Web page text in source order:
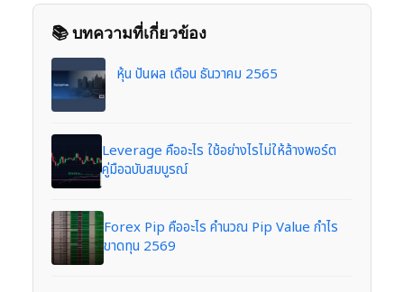
📚 บทความที่เกี่ยวข้อง
หุ้น ปันผล เดือน ธันวาคม 2565
Leverage คืออะไร ใช้อย่างไรไม่ให้ล้างพอร์ต
คู่มือฉบับสมบูรณ์
Forex Pip คืออะไร คำนวณ Pip Value กำไร
ขาดทุน 2569